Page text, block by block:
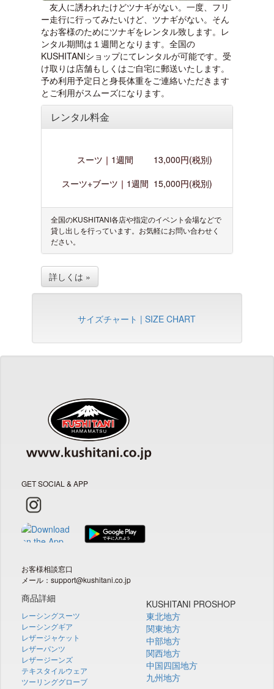
友人に誘われたけどツナギがない。一度、フリ
ー走行に行ってみたいけど、ツナギがない。そん
なお客様のためにツナギをレンタル致します。レ
ンタル期間は１週間となります。全国の
KUSHITANIショップにてレンタルが可能です。受
け取りは店舗もしくはご自宅に郵送いたします。
予め利用予定日と身長体重をご連絡いただきます
とご利用がスムーズになります。
レンタル料金
スーツ｜1週間
13,000円(税別)
スーツ+ブーツ｜1週間 15,000円(税別)
全国のKUSHITANI各店や指定のイベント会場などで
貸し出しを行っています。お気軽にお問い合わせく
ださい。
詳しくは »
サイズチャート | SIZE CHART
GET SOCIAL & APP
お客様相談窓口
メール：support@kushitani.co.jp
商品詳細
レーシングスーツ
レーシングギア
レザージャケット
レザーパンツ
レザージーンズ
テキスタイルウェア
ツーリンググローブ
KUSHITANI PROSHOP
東北地方
関東地方
中部地方
関西地方
中国四国地方
九州地方